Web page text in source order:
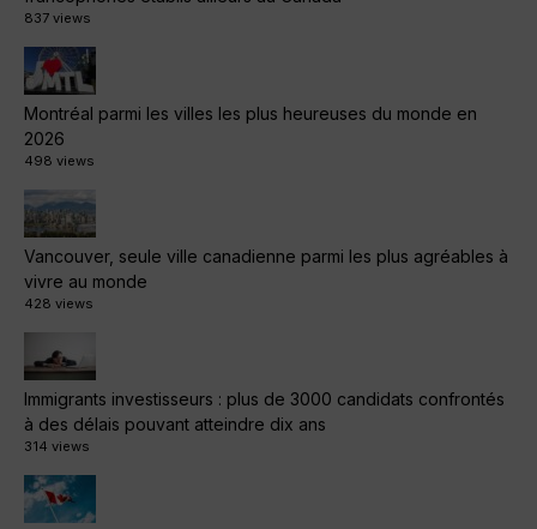
837 views
Montréal parmi les villes les plus heureuses du monde en
2026
498 views
Vancouver, seule ville canadienne parmi les plus agréables à
vivre au monde
428 views
Immigrants investisseurs : plus de 3000 candidats confrontés
à des délais pouvant atteindre dix ans
314 views